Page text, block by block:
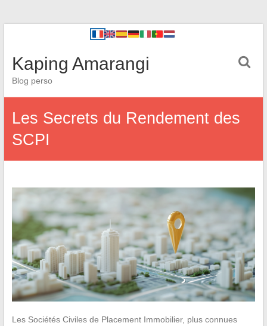
Kaping Amarangi
Blog perso
Les Secrets du Rendement des
SCPI
Les Sociétés Civiles de Placement Immobilier, plus connues